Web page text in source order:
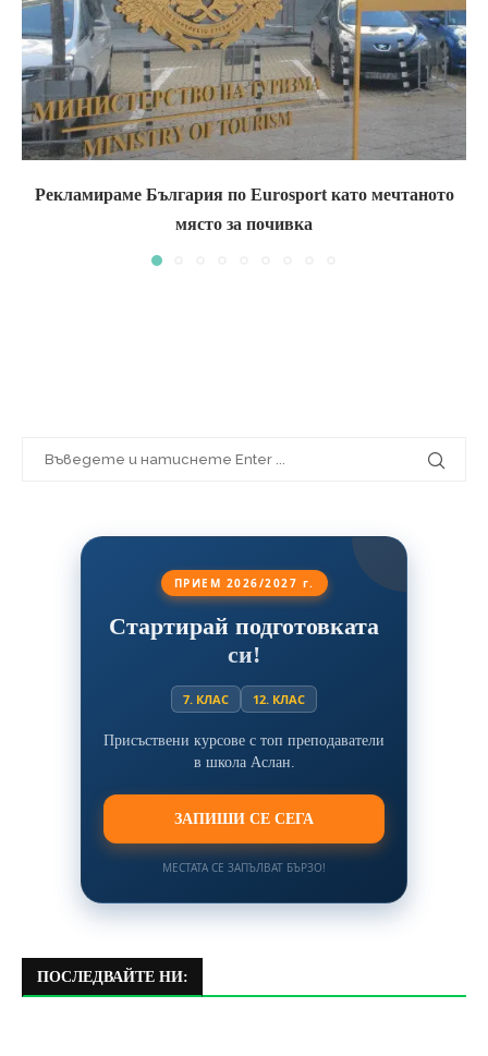
Рекламираме България по Eurosport като мечтаното
място за почивка
ПРИЕМ 2026/2027 г.
Стартирай подготовката
си!
7. КЛАС 12. КЛАС
Присъствени курсове с топ преподаватели
в школа Аслан.
ЗАПИШИ СЕ СЕГА
МЕСТАТА СЕ ЗАПЪЛВАТ БЪРЗО!
ПОСЛЕДВАЙТЕ НИ: